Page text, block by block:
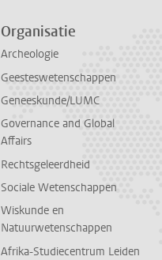
Organisatie
Archeologie
Geesteswetenschappen
Geneeskunde/LUMC
Governance and Global
Affairs
Rechtsgeleerdheid
Sociale Wetenschappen
Wiskunde en
Natuurwetenschappen
Afrika-Studiecentrum Leiden